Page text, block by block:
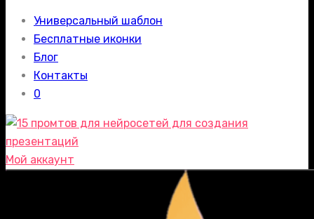
Универсальный шаблон
Бесплатные иконки
Блог
Контакты
0
Мой аккаунт